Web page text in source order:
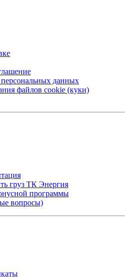
данных
файлов cookie (куки)
груз ТК Энергия
программы
вопросы)